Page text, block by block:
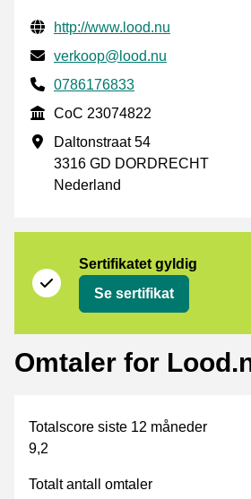
Verifisert kontaktinformasjon
Website URL
http://www.lood.nu
E-post
verkoop@lood.nu
Phone number
0786176833
CoC
CoC 23074822
Forretningsadresse
Daltonstraat 54
3316 GD DORDRECHT
Nederland
Sertifikatet gyldig
Se sertifikat
Omtaler for
Totalscore siste 12 måneder
9,2
Totalt antall omtaler